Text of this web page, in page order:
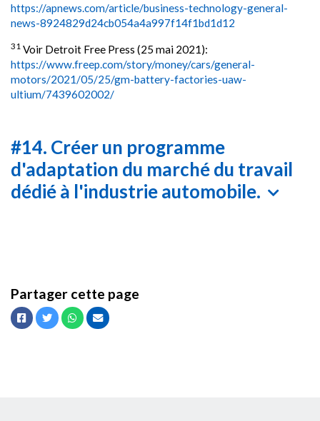
https://apnews.com/article/business-technology-general-
news-8924829d24cb054a4a997f14f1bd1d12
31 Voir Detroit Free Press (25 mai 2021):
https://www.freep.com/story/money/cars/general-
motors/2021/05/25/gm-battery-factories-uaw-
ultium/7439602002/
#14. Créer un programme
d'adaptation du marché du travail
dédié à l'industrie automobile.
Partager cette page
Facebook
TwitterWhatsappCourriel